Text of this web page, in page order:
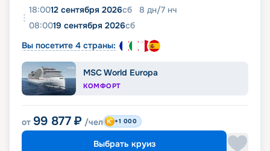
18:0012 сентября 2026сб 8 дн/7 нч
08:0019 сентября 2026сб
Вы посетите 4 страны:
MSC World Europa
КОМФОРТ
от 99 877 ₽ /чел +1 000
Выбрать круиз